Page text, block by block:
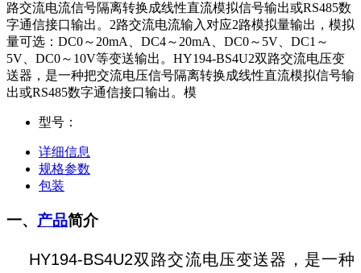
路交流电流信号隔离转换成线性直流模拟信号输出或RS485数
字通信接口输出。2路交流电流输入对应2路模拟量输出，模拟
量可选：DC0～20mA、DC4～20mA、DC0～5V、DC1～
5V、DC0～10V等变送输出。HY194-BS4U2双路交流电压变
送器，是一种把交流电压信号隔离转换成线性直流模拟信号输
出或RS485数字通信接口输出。模
型号：
详细信息
规格参数
包装
一、 产品简介
HY194-BS4U2双路交流电压变送器，是一种